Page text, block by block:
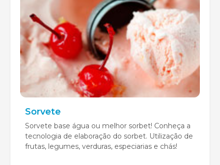
Sorvete
Sorvete base água ou melhor sorbet! Conheça a
tecnologia de elaboração do sorbet. Utilização de
frutas, legumes, verduras, especiarias e chás!